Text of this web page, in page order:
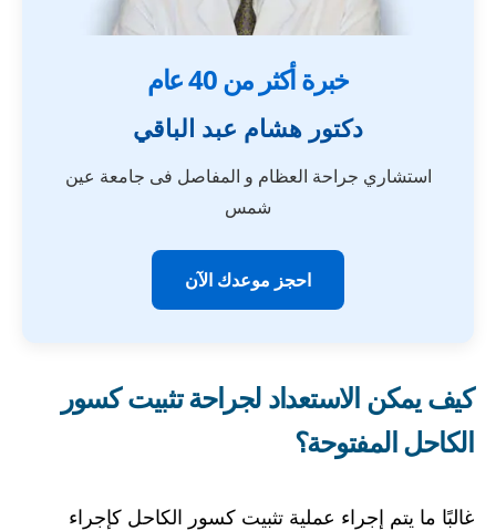
خبرة أكثر من 40 عام
دكتور هشام عبد الباقي
استشاري جراحة العظام و المفاصل فى جامعة عين
شمس
احجز موعدك الآن
كيف يمكن الاستعداد لجراحة تثبيت كسور
الكاحل المفتوحة؟
غالبًا ما يتم إجراء عملية تثبيت كسور الكاحل كإجراء